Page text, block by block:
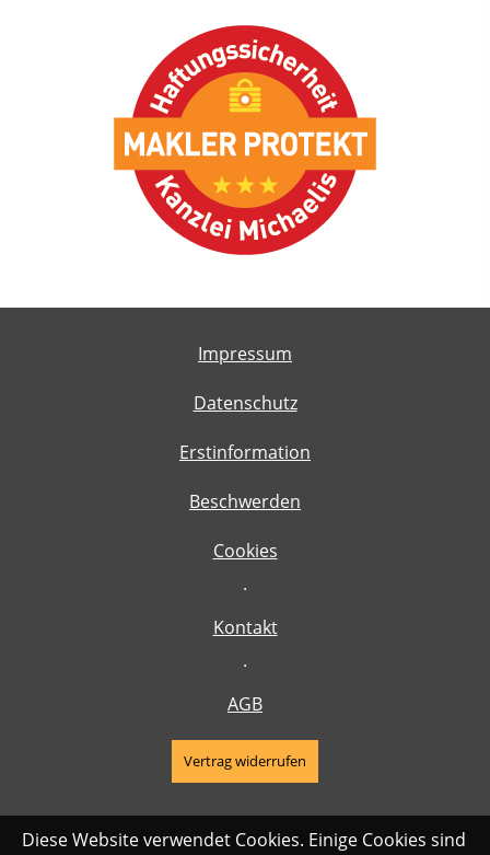
Impressum
Datenschutz
Erstinformation
Beschwerden
Cookies
·
Kontakt
·
AGB
Vertrag widerrufen
Diese Website verwendet Cookies. Einige Cookies sind